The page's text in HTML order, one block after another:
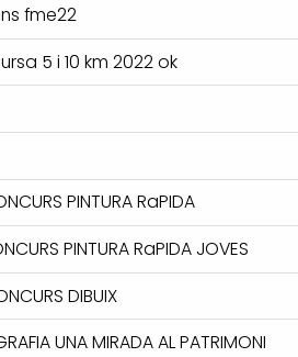
fme22
5 i 10 km 2022 ok
PINTURA RaPIDA
PINTURA RaPIDA JOVES
DIBUIX
UNA MIRADA AL PATRIMONI